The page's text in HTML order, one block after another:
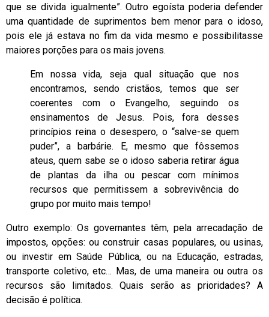
que se divida igualmente”. Outro egoísta poderia defender
uma quantidade de suprimentos bem menor para o idoso,
pois ele já estava no fim da vida mesmo e possibilitasse
maiores porções para os mais jovens.
Em nossa vida, seja qual situação que nos
encontramos, sendo cristãos, temos que ser
coerentes com o Evangelho, seguindo os
ensinamentos de Jesus. Pois, fora desses
princípios reina o desespero, o “salve-se quem
puder”, a barbárie. E, mesmo que fôssemos
ateus, quem sabe se o idoso saberia retirar água
de plantas da ilha ou pescar com mínimos
recursos que permitissem a sobrevivência do
grupo por muito mais tempo!
Outro exemplo: Os governantes têm, pela arrecadação de
impostos, opções: ou construir casas populares, ou usinas,
ou investir em Saúde Pública, ou na Educação, estradas,
transporte coletivo, etc… Mas, de uma maneira ou outra os
recursos são limitados. Quais serão as prioridades? A
decisão é política.